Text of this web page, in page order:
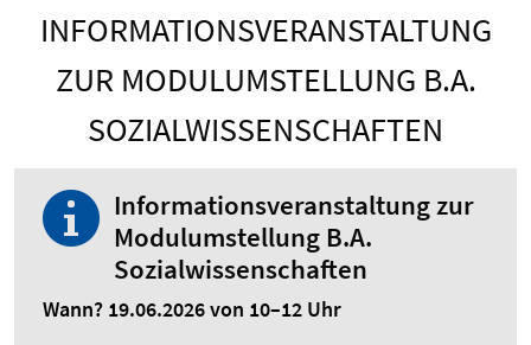
INFORMATIONSVERANSTALTUNG
ZUR MODULUMSTELLUNG B.A.
SOZIALWISSENSCHAFTEN
Informationsveranstaltung zur
Modulumstellung B.A.
Sozialwissenschaften
Wann? 19.06.2026 von 10–12 Uhr